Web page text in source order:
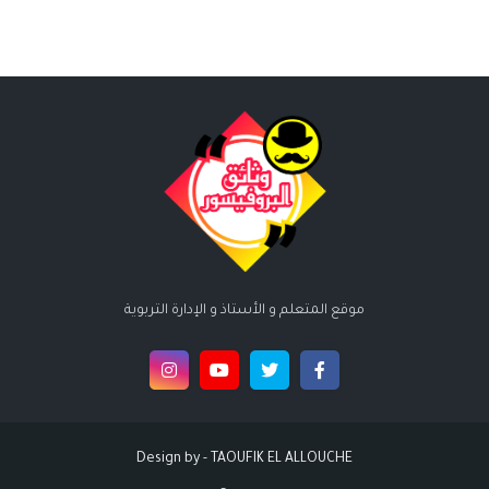
موقع المتعلم و الأستاذ و الإدارة التربوية
Design by - TAOUFIK EL ALLOUCHE